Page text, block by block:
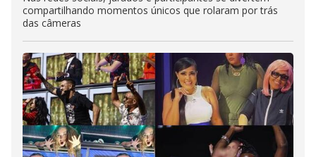
compartilhando momentos únicos que rolaram por trás
das câmeras